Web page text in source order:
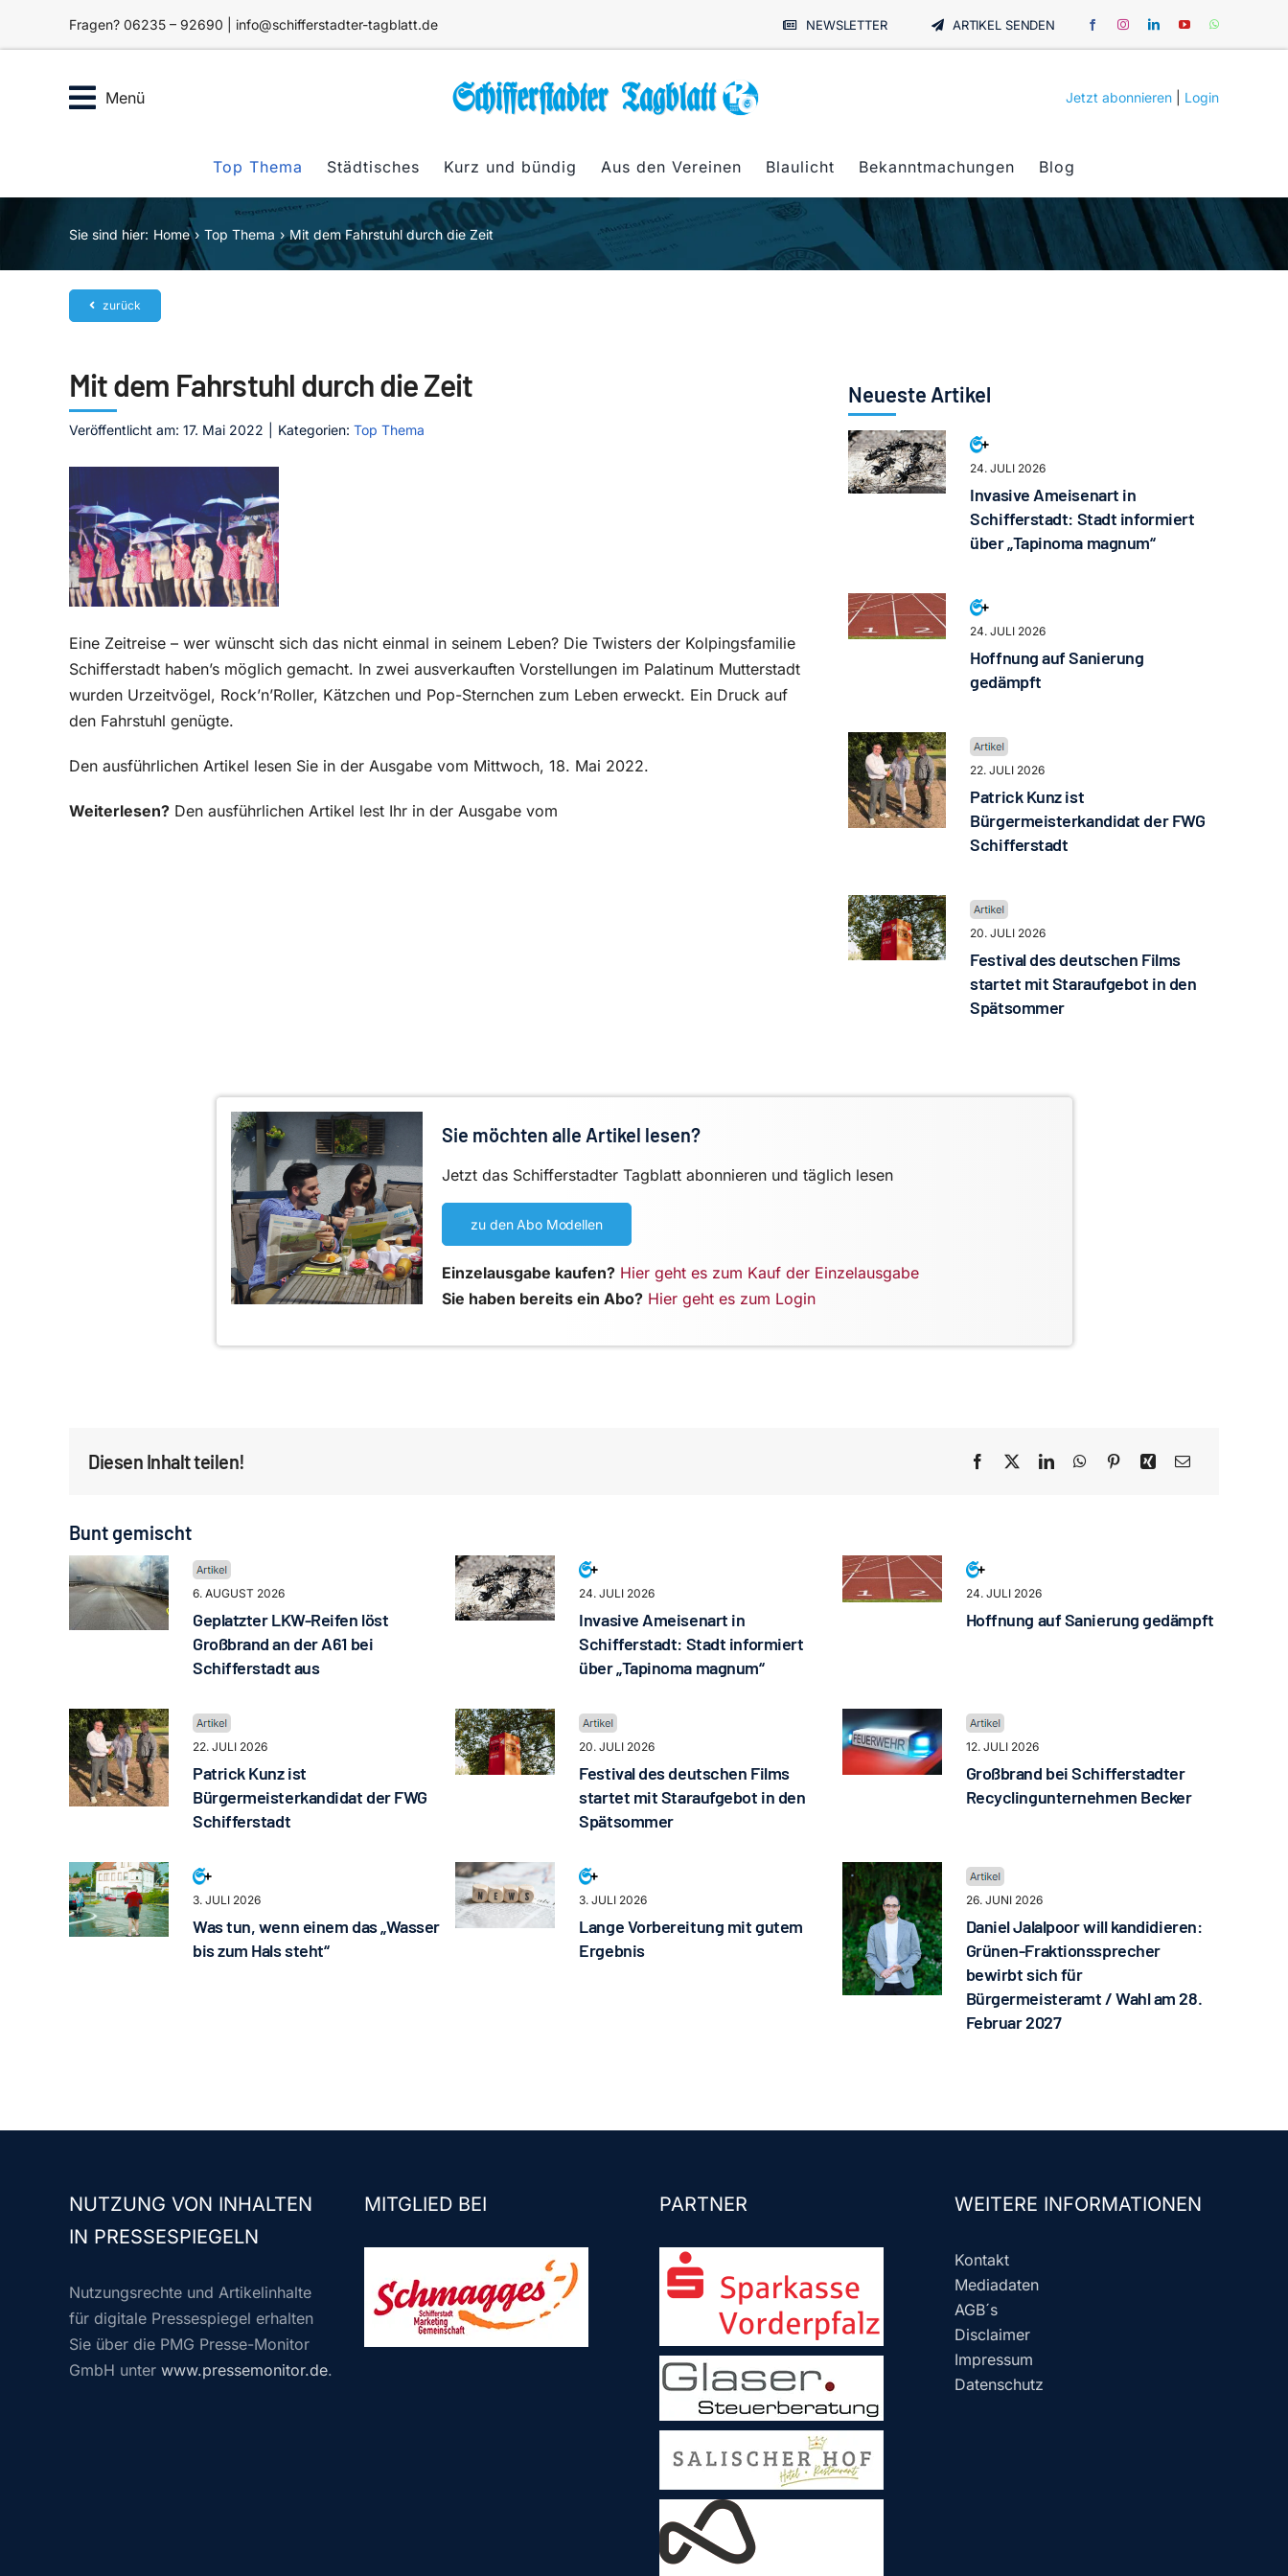
Fragen? 06235 – 92690 | info@schifferstadter-tagblatt.de NEWSLETTER ARTIKEL SENDEN
Menü Jetzt abonnieren Login
Top Thema Städtisches Kurz und bündig Aus den Vereinen Blaulicht Bekanntmachungen Blog
Sie sind hier: Home Top Thema Mit dem Fahrstuhl durch die Zeit
zurück
Mit dem Fahrstuhl durch die Zeit
Veröffentlicht am: 17. Mai 2022 Kategorien: Top Thema
Eine Zeitreise – wer wünscht sich das nicht einmal in seinem Leben? Die Twisters der Kolpingsfamilie
Schifferstadt haben’s möglich gemacht. In zwei ausverkauften Vorstellungen im Palatinum Mutterstadt
wurden Urzeitvögel, Rock’n’Roller, Kätzchen und Pop-Sternchen zum Leben erweckt. Ein Druck auf
den Fahrstuhl genügte.
Den ausführlichen Artikel lesen Sie in der Ausgabe vom Mittwoch, 18. Mai 2022.
Weiterlesen? Den ausführlichen Artikel lest Ihr in der Ausgabe vom
Neueste Artikel
24. JULI 2026
Invasive Ameisenart in
Schifferstadt: Stadt informiert
über „Tapinoma magnum“
24. JULI 2026
Hoffnung auf Sanierung
gedämpft
22. JULI 2026
Patrick Kunz ist
Bürgermeisterkandidat der FWG
Schifferstadt
20. JULI 2026
Festival des deutschen Films
startet mit Staraufgebot in den
Spätsommer
Sie möchten alle Artikel lesen?
Jetzt das Schifferstadter Tagblatt abonnieren und täglich lesen
zu den Abo Modellen
Einzelausgabe kaufen? Hier geht es zum Kauf der Einzelausgabe
Sie haben bereits ein Abo? Hier geht es zum Login
Diesen Inhalt teilen!
Bunt gemischt
6. AUGUST 2026
Geplatzter LKW-Reifen löst
Großbrand an der A61 bei
Schifferstadt aus
24. JULI 2026
Invasive Ameisenart in
Schifferstadt: Stadt informiert
über „Tapinoma magnum“
24. JULI 2026
Hoffnung auf Sanierung gedämpft
22. JULI 2026
Patrick Kunz ist
Bürgermeisterkandidat der FWG
Schifferstadt
20. JULI 2026
Festival des deutschen Films
startet mit Staraufgebot in den
Spätsommer
12. JULI 2026
Großbrand bei Schifferstadter
Recyclingunternehmen Becker
3. JULI 2026
Was tun, wenn einem das „Wasser
bis zum Hals steht“
3. JULI 2026
Lange Vorbereitung mit gutem
Ergebnis
26. JUNI 2026
Daniel Jalalpoor will kandidieren:
Grünen-Fraktionssprecher
bewirbt sich für
Bürgermeisteramt / Wahl am 28.
Februar 2027
NUTZUNG VON INHALTEN
IN PRESSESPIEGELN
Nutzungsrechte und Artikelinhalte
für digitale Pressespiegel erhalten
Sie über die PMG Presse-Monitor
GmbH unter www.pressemonitor.de.
MITGLIED BEI PARTNER WEITERE INFORMATIONEN
Kontakt
Mediadaten
AGB´s
Disclaimer
Impressum
Datenschutz